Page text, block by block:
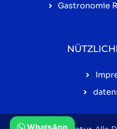
Gastronomie
WhatsApp